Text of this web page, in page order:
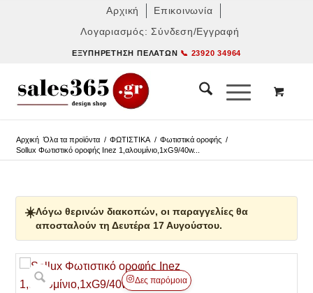
Αρχική
Επικοινωνία
Λογαριασμός: Σύνδεση/Εγγραφή
ΕΞΥΠΗΡΈΤΗΣΗ ΠΕΛΑΤΏΝ 📞 23920 34964
Αρχική Όλα τα προϊόντα / ΦΩΤΙΣΤΙΚΑ / Φωτιστικά οροφής /
Sollux Φωτιστικό οροφής Inez 1,αλουμίνιο,1xG9/40w...
☀️Λόγω θερινών διακοπών, οι παραγγελίες θα
αποσταλούν τη Δευτέρα 17 Αυγούστου.
Δες παρόμοια